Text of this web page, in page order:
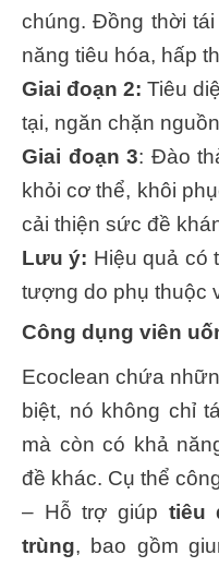
chúng. Đồng thời
năng tiêu hóa, hấp
Giai đoạn 2: Tiêu
tại, ngăn chặn
Giai đoạn 3: Đào
khỏi cơ thể, khôi
cải thiện sức đề
Lưu ý: Hiệu quả có
tượng do phụ thuộc
Công dụng viên
Ecoclean chứa
biệt, nó không chỉ
mà còn có khả
đề khác. Cụ thể
– Hỗ trợ giúp tiêu
trùng, bao gồm